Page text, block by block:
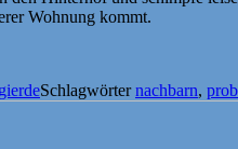
Wohnung kommt.
Schlagwörternachbarn,